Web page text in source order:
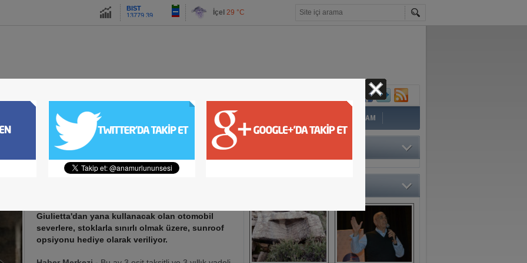
Altın6659.71 İçel 29 °C
DEVAM EDİYOR
CHP DEN İSTİFA ETTİ
GERÇEKLEŞTİ
BONNIE WAFFLE
SİZİ BEKLİYOR
DEVAM EDİYOR
TOPLANTISI YAPILDI
TEPKİ BÜYÜYOR
İLGİ
ADLİ HABER SPOR ULAŞTIRMA TEKNOLOJİ YAŞAM
13.06.2015 22:50
Giulietta'dan yana kullanacak olan otomobil
severlere, stoklarla sınırlı olmak üzere, sunroof
opsiyonu hediye olarak veriliyor.